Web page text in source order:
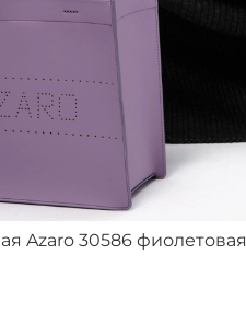
Azaro 30586 фиолетовая